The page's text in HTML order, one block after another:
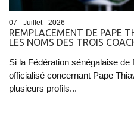
07 - Juillet - 2026
REMPLACEMENT DE PAPE
LES NOMS DES TROIS
Si la Fédération sénégalaise de
officialisé concernant Pape
plusieurs profils...